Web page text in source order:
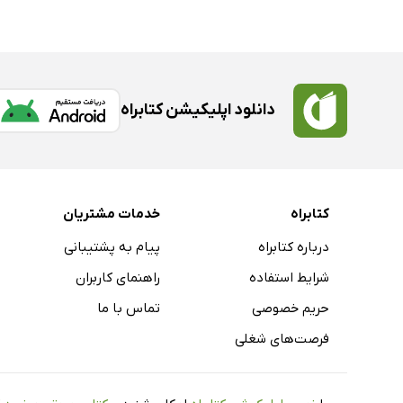
دانلود اپلیکیشن کتابراه
کتابراه
درباره کتابراه
شرایط استفاده
حریم خصوصی
فرصت‌های شغلی
خدمات مشتریان
پیام به پشتیبانی
راهنمای کاربران
تماس با ما